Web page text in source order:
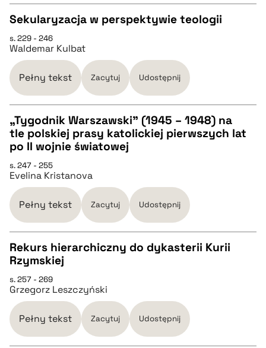
pobierz cytat
CZYSTY TEKST
pobierz cytat
BIBTEX
pobierz cytat
Sekularyzacja w perspektywie teologii
s. 229 - 246
Waldemar Kulbat
Pełny tekst Zacytuj Udostępnij
CZYSTY TEKST
pobierz cytat
BIBTEX
pobierz cytat
„Tygodnik Warszawski” (1945 – 1948) na
tle polskiej prasy katolickiej pierwszych lat
po II wojnie światowej
s. 247 - 255
Evelina Kristanova
Pełny tekst Zacytuj Udostępnij
CZYSTY TEKST
pobierz cytat
BIBTEX
Rekurs hierarchiczny do dykasterii Kurii
Rzymskiej
s. 257 - 269
Grzegorz Leszczyński
Pełny tekst Zacytuj Udostępnij